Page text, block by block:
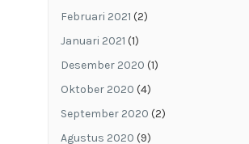
Februari 2021 (2)
Januari 2021 (1)
Desember 2020 (1)
Oktober 2020 (4)
September 2020 (2)
Agustus 2020 (9)